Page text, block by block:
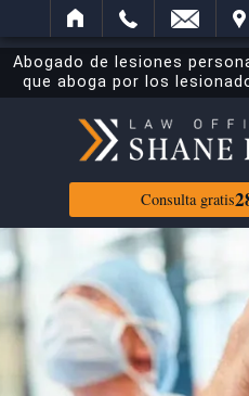
BUSCAR
Abogado de lesiones
que aboga por los
Consulta gratis